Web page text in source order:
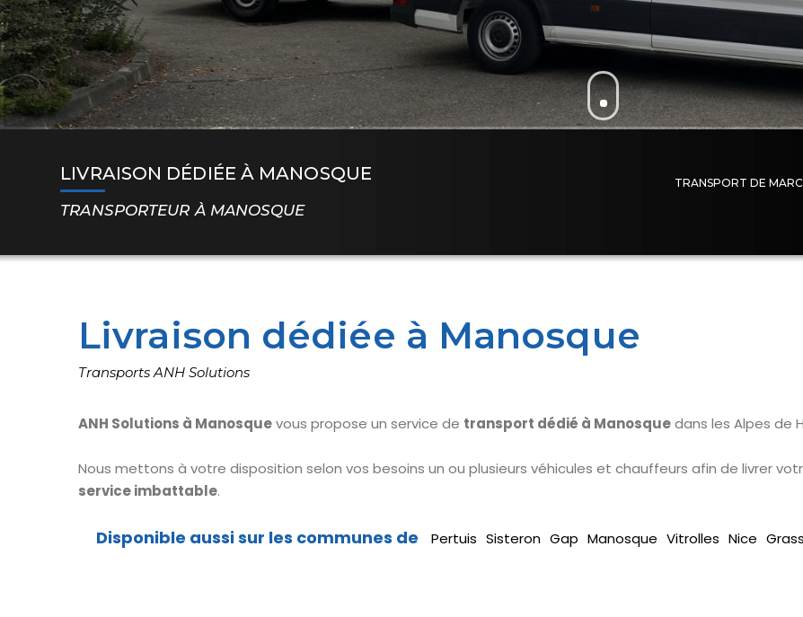
LIVRAISON DÉDIÉE À MANOSQUE
TRANSPORTEUR À MANOSQUE
TRANSPORT DE
Livraison dédiée à Manosque
Transports ANH Solutions
ANH Solutions à Manosquevous propose un service de transport dédié à Manosquedans les Alpes de
Nous mettons à votre disposition selon vos besoins un ou plusieurs véhicules et chauffeurs afin de livrer
service imbattable.
Pertuis Sisteron Gap Manosque Vitrolles Nice